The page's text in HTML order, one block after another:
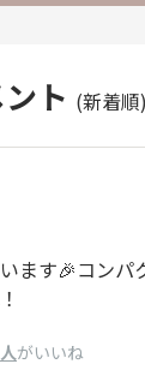
ト (新着順)
ます🎉コンパ
がいいね